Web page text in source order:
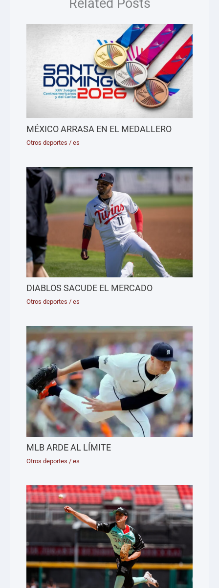
Related Posts
MÉXICO ARRASA EN EL MEDALLERO
Otros deportes /es
DIABLOS SACUDE EL MERCADO
Otros deportes /es
MLB ARDE AL LÍMITE
Otros deportes /es